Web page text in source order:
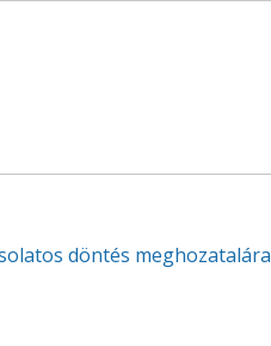
döntés meghozatalára